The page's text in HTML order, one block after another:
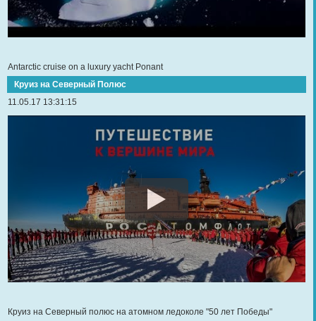
Antarctic cruise on a luxury yacht Ponant
Круиз на Северный Полюс
11.05.17 13:31:15
Круиз на Северный полюс на атомном ледоколе "50 лет Победы"